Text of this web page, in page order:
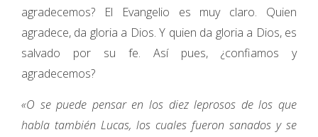
agradecemos? El Evangelio es muy claro. Quien
agradece, da gloria a Dios. Y quien da gloria a Dios, es
salvado por su fe. Así pues, ¿confiamos y
agradecemos?
«O se puede pensar en los diez leprosos de los que
habla también Lucas, los cuales fueron sanados y se